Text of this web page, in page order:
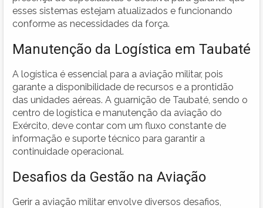
esses sistemas estejam atualizados e funcionando
conforme as necessidades da força.
Manutenção da Logística em Taubaté
A logística é essencial para a aviação militar, pois
garante a disponibilidade de recursos e a prontidão
das unidades aéreas. A guarnição de Taubaté, sendo o
centro de logística e manutenção da aviação do
Exército, deve contar com um fluxo constante de
informação e suporte técnico para garantir a
continuidade operacional.
Desafios da Gestão na Aviação
Gerir a aviação militar envolve diversos desafios,